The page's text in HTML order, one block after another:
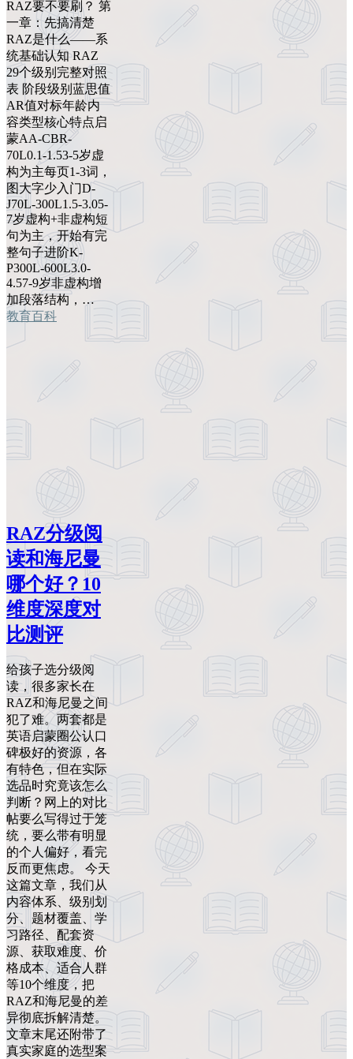
RAZ要不要刷？ 第
一章：先搞清楚
RAZ是什么——系
统基础认知 RAZ
29个级别完整对照
表 阶段级别蓝思值
AR值对标年龄内
容类型核心特点启
蒙AA-CBR-
70L0.1-1.53-5岁虚
构为主每页1-3词，
图大字少入门D-
J70L-300L1.5-3.05-
7岁虚构+非虚构短
句为主，开始有完
整句子进阶K-
P300L-600L3.0-
4.57-9岁非虚构增
加段落结构，…
教育百科
RAZ分级阅
读和海尼曼
哪个好？10
维度深度对
比测评
给孩子选分级阅
读，很多家长在
RAZ和海尼曼之间
犯了难。两套都是
英语启蒙圈公认口
碑极好的资源，各
有特色，但在实际
选品时究竟该怎么
判断？网上的对比
帖要么写得过于笼
统，要么带有明显
的个人偏好，看完
反而更焦虑。 今天
这篇文章，我们从
内容体系、级别划
分、题材覆盖、学
习路径、配套资
源、获取难度、价
格成本、适合人群
等10个维度，把
RAZ和海尼曼的差
异彻底拆解清楚。
文章末尾还附带了
真实家庭的选型案